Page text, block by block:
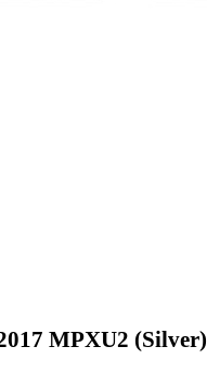
MPXU2 (Silver)